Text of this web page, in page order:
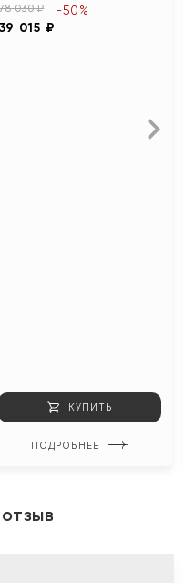
030 ₽
39 015 ₽
-50%
КУПИТЬ
ПОДРОБНЕЕ